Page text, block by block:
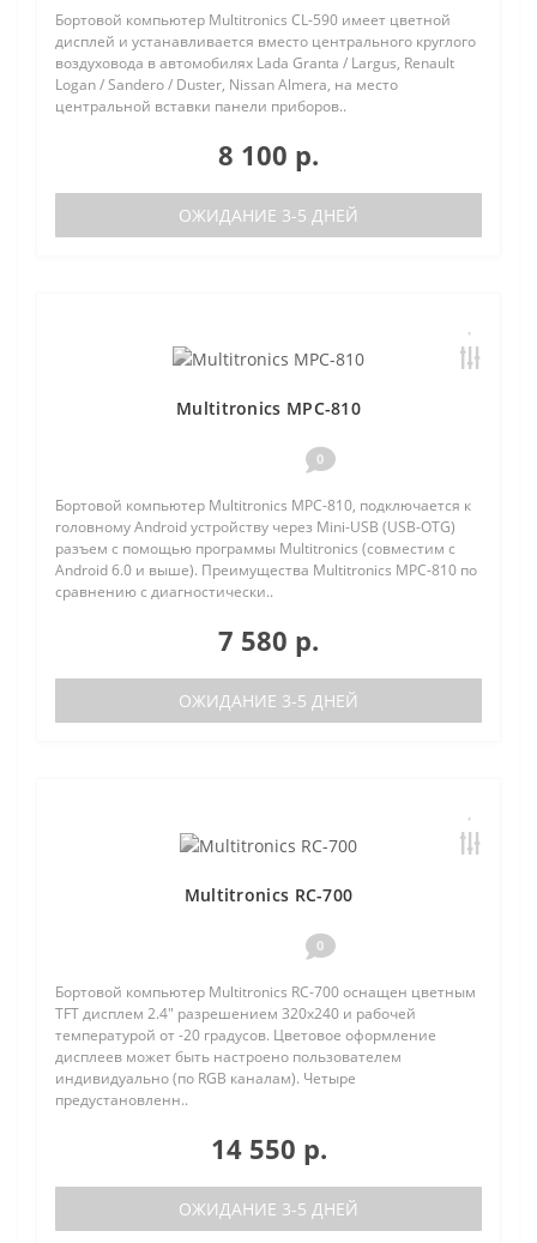
Бортовой компьютер Multitronics CL-590 имеет цветной
дисплей и устанавливается вместо центрального круглого
воздуховода в автомобилях Lada Granta / Largus, Renault
Logan / Sandero / Duster, Nissan Almera, на место
центральной вставки панели приборов..
8 100 р.
ОЖИДАНИЕ 3-5 ДНЕЙ
Multitronics MPC-810
0
Бортовой компьютер Multitronics MPC-810, подключается к
головному Android устройству через Mini-USB (USB-OTG)
разъем с помощью программы Multitronics (совместим с
Android 6.0 и выше). Преимущества Multitronics MPC-810 по
сравнению с диагностически..
7 580 р.
ОЖИДАНИЕ 3-5 ДНЕЙ
Multitronics RC-700
0
Бортовой компьютер Multitronics RC-700 оснащен цветным
TFT дисплем 2.4" разрешением 320х240 и рабочей
температурой от -20 градусов. Цветовое оформление
дисплеев может быть настроено пользователем
индивидуально (по RGB каналам). Четыре
предустановленн..
14 550 р.
ОЖИДАНИЕ 3-5 ДНЕЙ